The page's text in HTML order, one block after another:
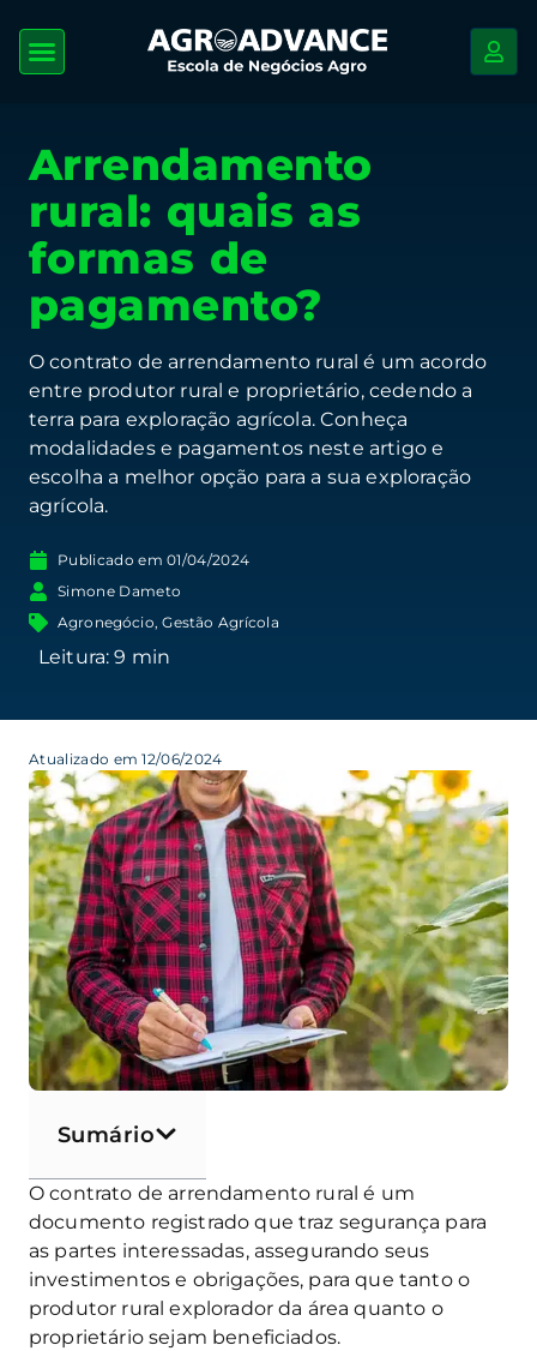
Arrendamento
rural: quais as
formas de
pagamento?
O contrato de arrendamento rural é um acordo
entre produtor rural e proprietário, cedendo a
terra para exploração agrícola. Conheça
modalidades e pagamentos neste artigo e
escolha a melhor opção para a sua exploração
agrícola.
Publicado em 01/04/2024
Simone Dameto
Agronegócio,Gestão Agrícola
Atualizado em 12/06/2024
Sumário
O contrato de arrendamento rural é um
documento registrado que traz segurança para
as partes interessadas, assegurando seus
investimentos e obrigações, para que tanto o
produtor rural explorador da área quanto o
proprietário sejam beneficiados.